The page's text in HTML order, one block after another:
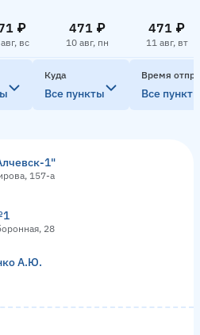
₽
вс
471 ₽
10 авг, пн
471 ₽
11 авг, вт
Куда
Все пункты
Время
Все
1"
157-а
28
А.Ю.